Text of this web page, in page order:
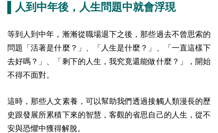
▌人到中年後，人生問題中就會浮現
等到人到中年，漸漸從職場退下之後，那些過去不曾思索的
問題「活著是什麼？」、「人生是什麼？」、「一直這樣下
去好嗎？」、「剩下的人生，我究竟還能做什麼？」，開始
不得不面對。
這時，那些人文素養，可以幫助我們透過接觸人類漫長的歷
史跟發展所累積下來的智慧，客觀的省思自己的人生，從不
安與恐懼中獲得解脫。